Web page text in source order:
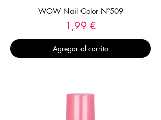
WOW Nail Color Nº509
Precio
1,99 €
Agregar al carrito